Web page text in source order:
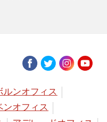
ルンオフィス
ンオフィス